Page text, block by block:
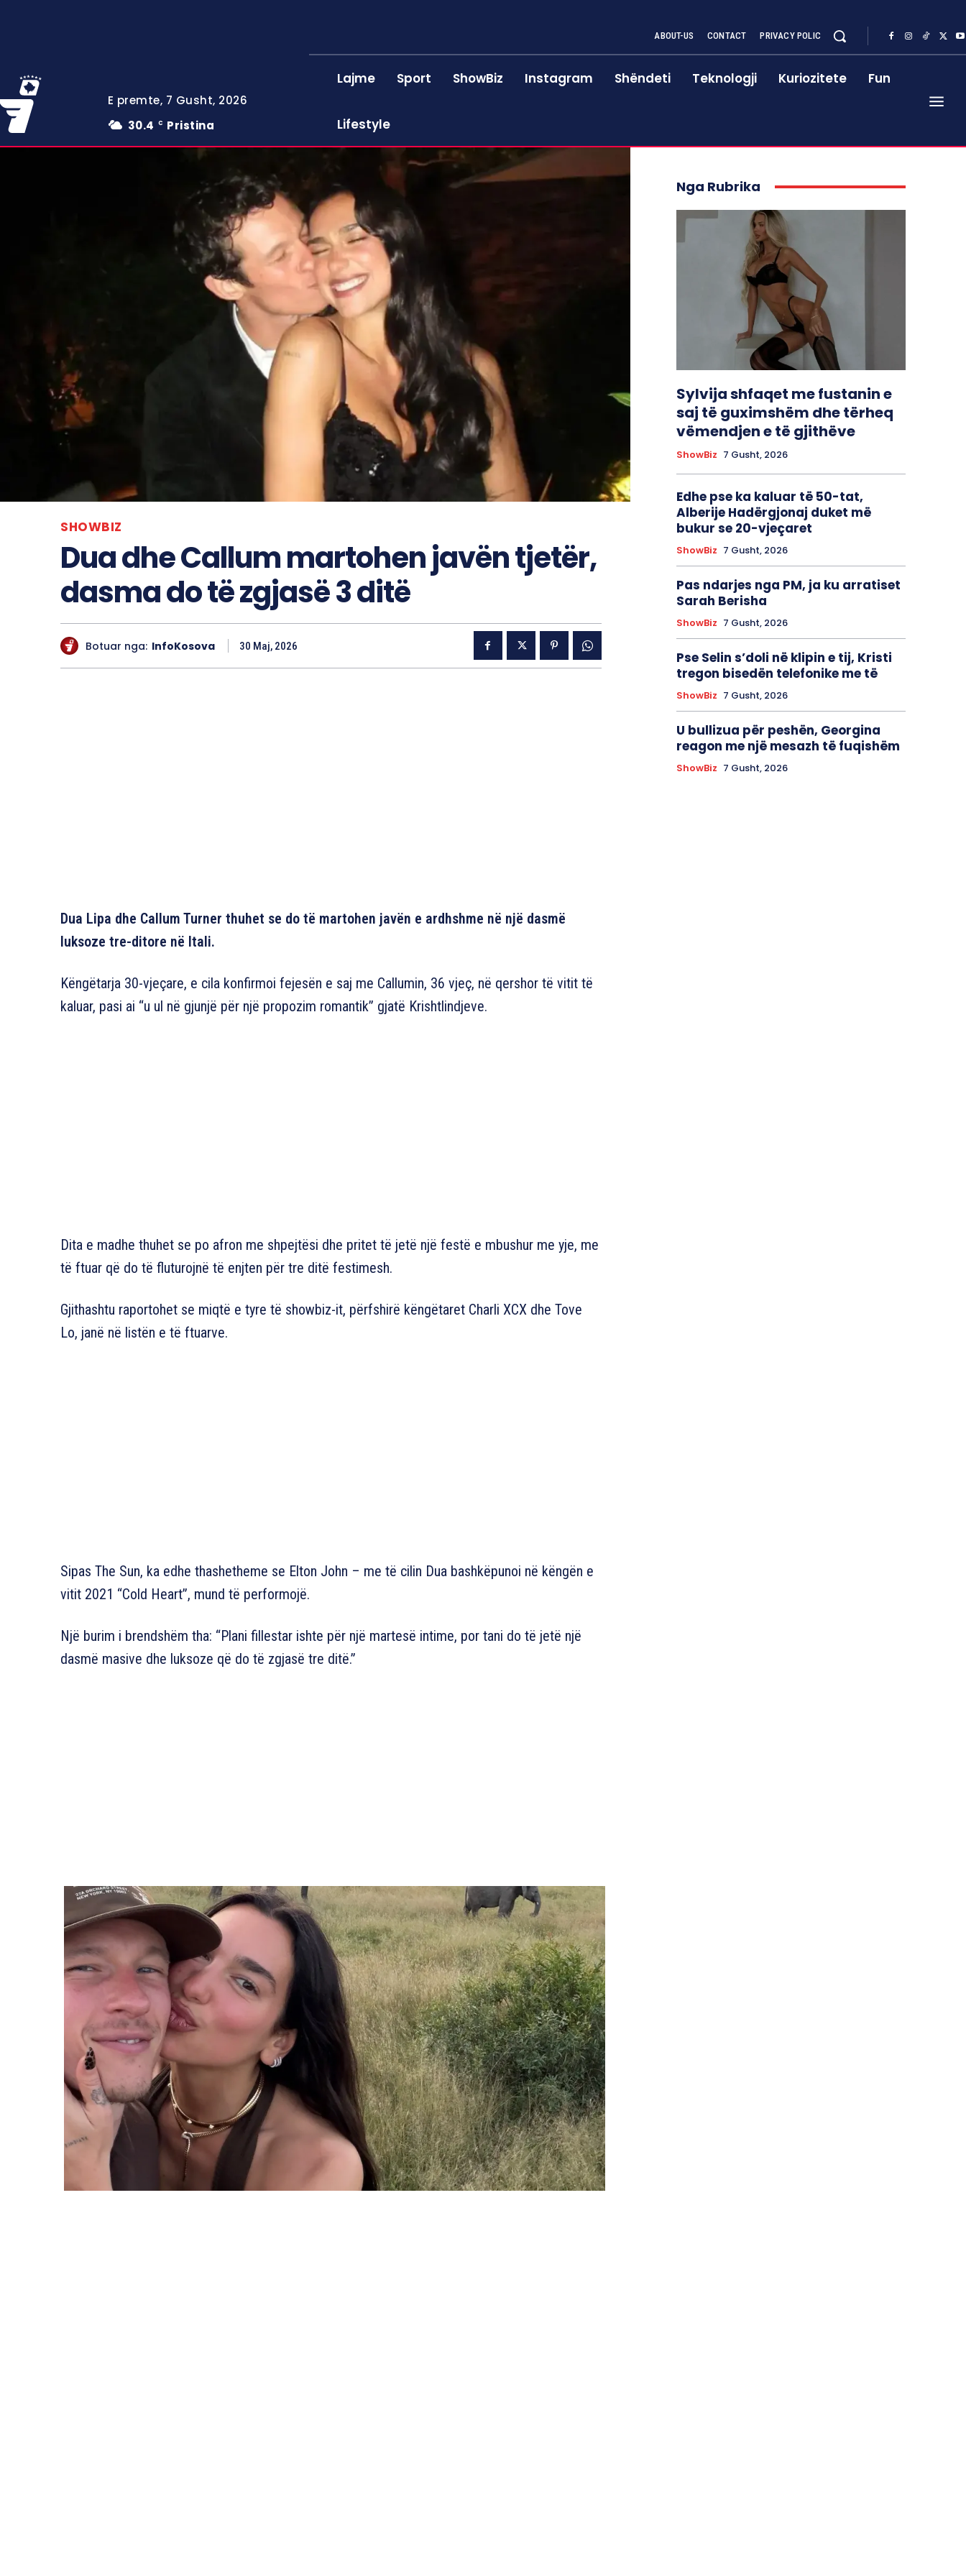
E premte, 7 Gusht, 2026
30.4
C Pristina
ABOUT-US CONTACT PRIVACY POLIC
Lajme Sport ShowBiz Instagram Shëndeti Teknologji Kuriozitete Fun
Lifestyle
SHOWBIZ
Dua dhe Callum martohen javën tjetër,
dasma do të zgjasë 3 ditë
Botuar nga: InfoKosova 30 Maj, 2026
Dua Lipa dhe Callum Turner thuhet se do të martohen javën e ardhshme në një dasmë
luksoze tre-ditore në Itali.
Këngëtarja 30-vjeçare, e cila konfirmoi fejesën e saj me Callumin, 36 vjeç, në qershor të vitit të
kaluar, pasi ai “u ul në gjunjë për një propozim romantik” gjatë Krishtlindjeve.
Dita e madhe thuhet se po afron me shpejtësi dhe pritet të jetë një festë e mbushur me yje, me
të ftuar që do të fluturojnë të enjten për tre ditë festimesh.
Gjithashtu raportohet se miqtë e tyre të showbiz-it, përfshirë këngëtaret Charli XCX dhe Tove
Lo, janë në listën e të ftuarve.
Sipas The Sun, ka edhe thashetheme se Elton John – me të cilin Dua bashkëpunoi në këngën e
vitit 2021 “Cold Heart”, mund të performojë.
Një burim i brendshëm tha: “Plani fillestar ishte për një martesë intime, por tani do të jetë një
dasmë masive dhe luksoze që do të zgjasë tre ditë.”
Nga Rubrika
Sylvija shfaqet me fustanin e
saj të guximshëm dhe tërheq
vëmendjen e të gjithëve
ShowBiz 7 Gusht, 2026
Edhe pse ka kaluar të 50-tat,
Alberije Hadërgjonaj duket më
bukur se 20-vjeçaret
ShowBiz 7 Gusht, 2026
Pas ndarjes nga PM, ja ku arratiset
Sarah Berisha
ShowBiz 7 Gusht, 2026
Pse Selin s’doli në klipin e tij, Kristi
tregon bisedën telefonike me të
ShowBiz 7 Gusht, 2026
U bullizua për peshën, Georgina
reagon me një mesazh të fuqishëm
ShowBiz 7 Gusht, 2026